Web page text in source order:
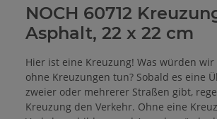
NOCH 60712
Asphalt, 22 x 22 cm
Hier ist eine Kreuzung! Was würden
ohne Kreuzungen tun? Sobald es eine
zweier oder mehrerer Straßen gibt,
Kreuzung den Verkehr. Ohne eine